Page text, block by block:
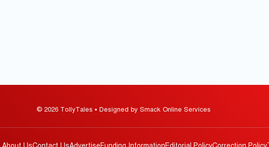
© 2026 TollyTales • Designed by Smack Online Services